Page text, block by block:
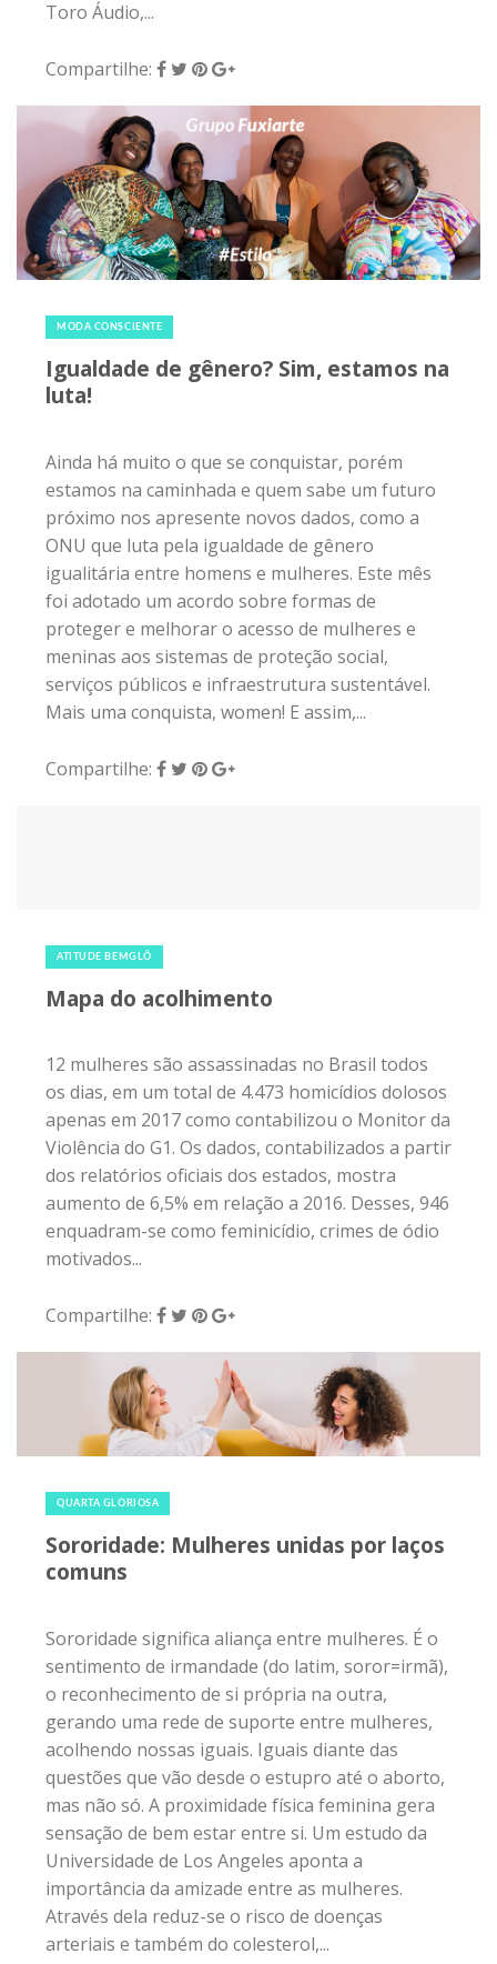
Toro Áudio,...
Compartilhe:
MODA CONSCIENTE
Igualdade de gênero? Sim, estamos na
luta!
Ainda há muito o que se conquistar, porém
estamos na caminhada e quem sabe um futuro
próximo nos apresente novos dados, como a
ONU que luta pela igualdade de gênero
igualitária entre homens e mulheres. Este mês
foi adotado um acordo sobre formas de
proteger e melhorar o acesso de mulheres e
meninas aos sistemas de proteção social,
serviços públicos e infraestrutura sustentável.
Mais uma conquista, women! E assim,...
Compartilhe:
ATITUDE BEMGLÔ
Mapa do acolhimento
12 mulheres são assassinadas no Brasil todos
os dias, em um total de 4.473 homicídios dolosos
apenas em 2017 como contabilizou o Monitor da
Violência do G1. Os dados, contabilizados a partir
dos relatórios oficiais dos estados, mostra
aumento de 6,5% em relação a 2016. Desses, 946
enquadram-se como feminicídio, crimes de ódio
motivados...
Compartilhe:
QUARTA GLORIOSA
Sororidade: Mulheres unidas por laços
comuns
Sororidade significa aliança entre mulheres. É o
sentimento de irmandade (do latim, soror=irmã),
o reconhecimento de si própria na outra,
gerando uma rede de suporte entre mulheres,
acolhendo nossas iguais. Iguais diante das
questões que vão desde o estupro até o aborto,
mas não só. A proximidade física feminina gera
sensação de bem estar entre si. Um estudo da
Universidade de Los Angeles aponta a
importância da amizade entre as mulheres.
Através dela reduz-se o risco de doenças
arteriais e também do colesterol,...